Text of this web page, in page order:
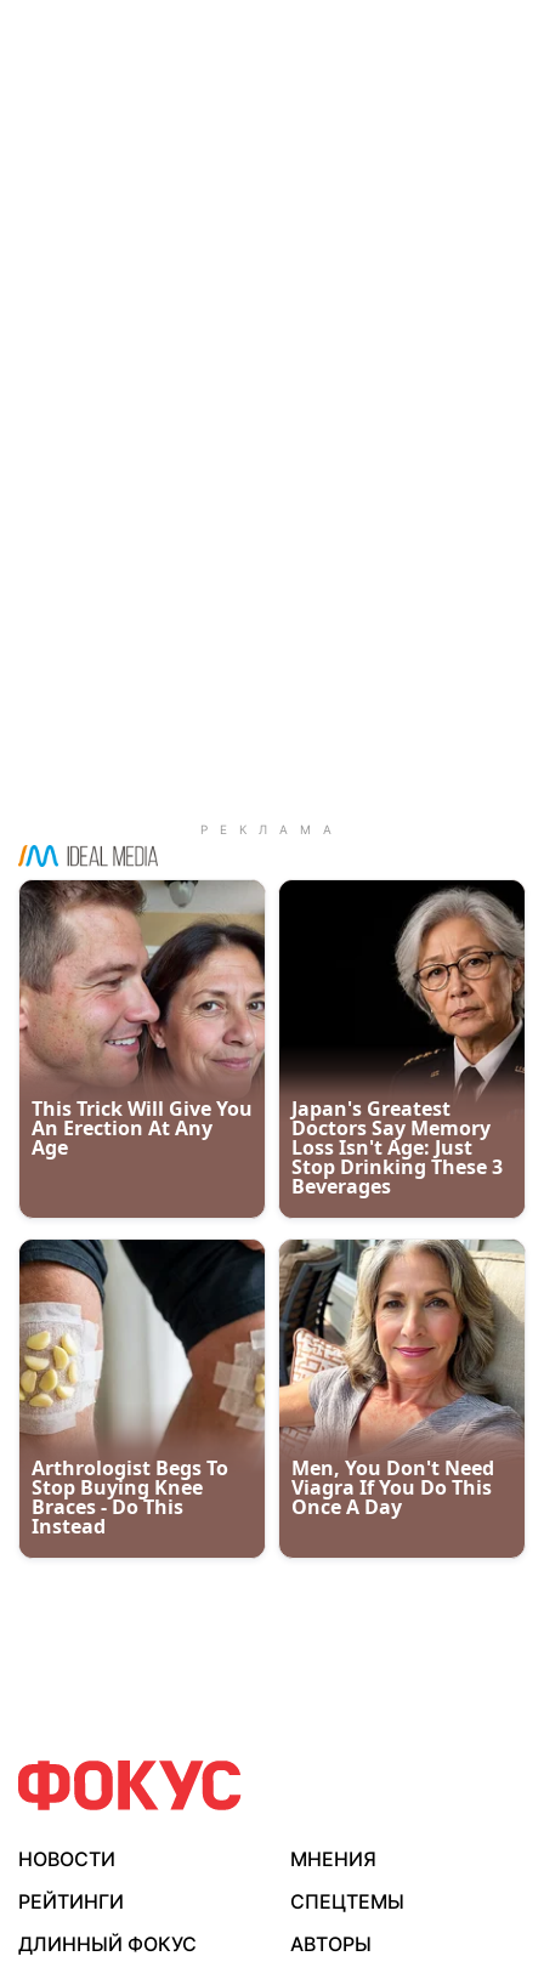
НОВОСТИ
МНЕНИЯ
РЕЙТИНГИ
СПЕЦТЕМЫ
ДЛИННЫЙ ФОКУС
АВТОРЫ